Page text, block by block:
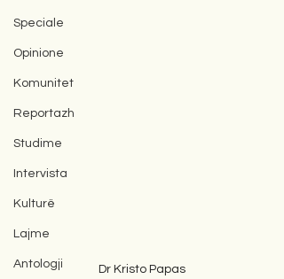
Speciale
Opinione
Komunitet
Reportazh
Studime
Intervista
Kulturë
Lajme
Antologji Dr Kristo Papas